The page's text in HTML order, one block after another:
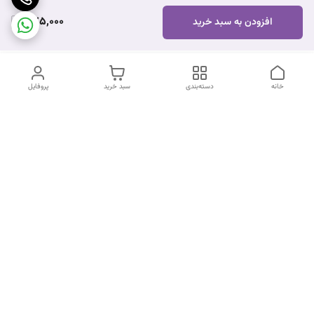
575,000 افزودن به سبد خرید
پروفایل سبد خرید دسته‌بندی خانه